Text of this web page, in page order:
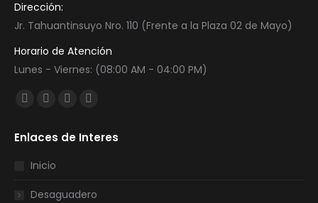
Dirección:
Jr. Tahuantinsuyo Nro. 110 (Frente a la Plaza 02 de Mayo)
Horario de Atención
Lunes - Viernes: (08:00 AM - 04:00 PM)
Encuéntranos en:
Facebook
opens
in
window
Twitter
opens
in
window
YouTube
opens
window
Instagram
opens
window
Enlaces de Interes
Inicio
Desaguadero